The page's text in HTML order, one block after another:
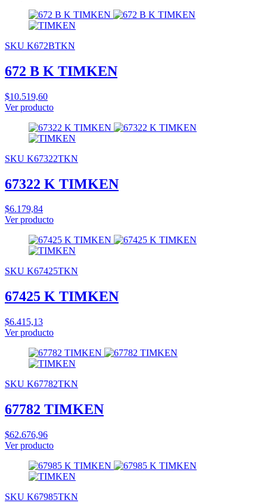
SKU K672BTKN
672 B K TIMKEN
$10.519,60
Ver producto
SKU K67322TKN
67322 K TIMKEN
$6.179,84
Ver producto
SKU K67425TKN
67425 K TIMKEN
$6.415,13
Ver producto
SKU K67782TKN
67782 TIMKEN
$62.676,96
Ver producto
SKU K67985TKN